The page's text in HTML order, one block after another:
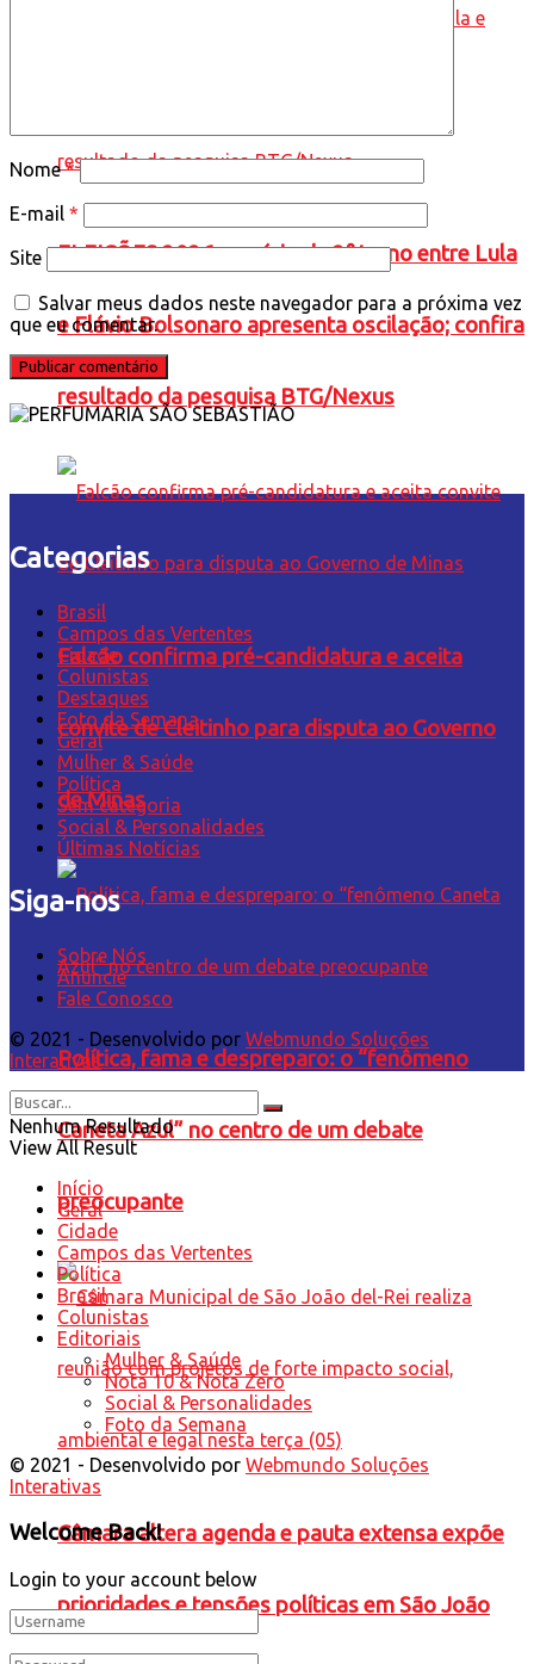
ELEIÇÕES 2026: cenário de 2° turno entre Lula
e Flávio Bolsonaro apresenta oscilação; confira
resultado da pesquisa BTG/Nexus
Falcão confirma pré-candidatura e aceita
convite de Cleitinho para disputa ao Governo
de Minas
Política, fama e despreparo: o “fenômeno
Caneta Azul” no centro de um debate
preocupante
Câmara altera agenda e pauta extensa expõe
prioridades e tensões políticas em São João
Nome*
E-mail *
Site
Salvar meus dados neste navegador para a próxima vez
que eu comentar.
Categorias
Brasil
Campos das Vertentes
Cidade
Colunistas
Destaques
Foto da Semana
Geral
Mulher & Saúde
Política
Sem categoria
Social & Personalidades
Últimas Notícias
Siga-nos
Sobre Nós
Anuncie
Fale Conosco
© 2021 - Desenvolvido por Webmundo Soluções
Interativas
Nenhum Resultado
View All Result
Início
Geral
Cidade
Campos das Vertentes
Política
Brasil
Colunistas
Editoriais
Mulher & Saúde
Nota 10 & Nota Zero
Social & Personalidades
Foto da Semana
© 2021 - Desenvolvido por Webmundo Soluções
Interativas
Welcome Back!
Login to your account below